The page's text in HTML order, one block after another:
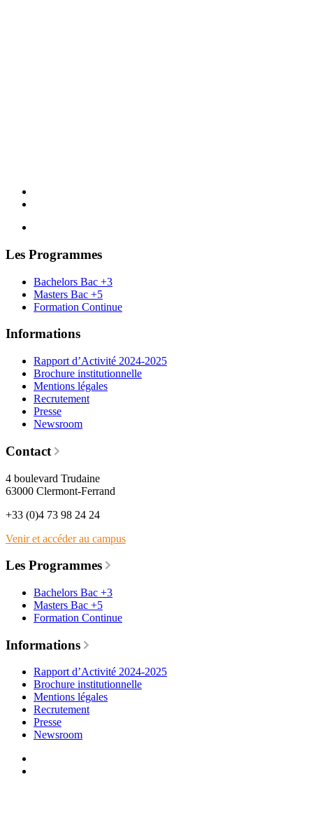
Les Programmes
Bachelors Bac +3
Masters Bac +5
Formation Continue
Informations
Rapport d’Activité 2024-2025
Brochure institutionnelle
Mentions légales
Recrutement
Presse
Newsroom
Contact
4 boulevard Trudaine
63000 Clermont-Ferrand
+33 (0)4 73 98 24 24
Venir et accéder au campus
Les Programmes
Bachelors Bac +3
Masters Bac +5
Formation Continue
Informations
Rapport d’Activité 2024-2025
Brochure institutionnelle
Mentions légales
Recrutement
Presse
Newsroom